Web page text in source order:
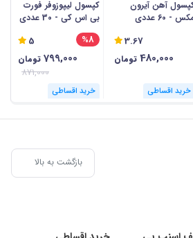
:
دوران بارداری
:
آهن آیرون
- 60 عددی
3.67
480,000 تومان
خرید اقساطی
کپسول لیپوزوفر فورت
بی اس کی - 30 عددی
5 %8
799,000 تومان
871,000
خرید اقساطی
بازگشت به بالا